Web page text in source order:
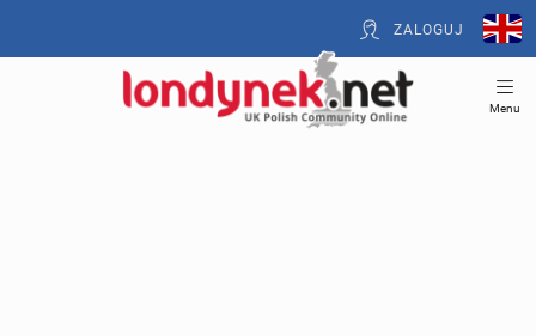
ZALOGUJ
Menu